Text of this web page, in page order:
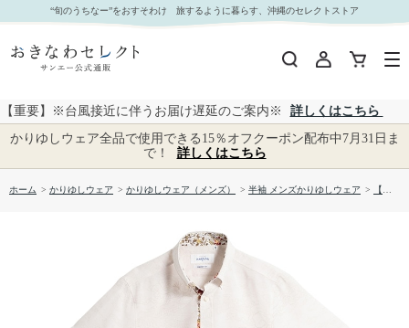
【送料無料】首里城全景図 かりゆしウェア GEM02013H｜おきなわセレクト サンエー公式通販
“旬のうちなー”をおすそわけ 旅するように暮らす、沖縄のセレクトストア
【重要】※台風接近に伴うお届け遅延のご案内※
詳しくはこちら
かりゆしウェア全品で使用できる15％オフクーポン配布中7月31日ま
で！
詳しくはこちら
ホーム > かりゆしウェア > かりゆしウェア（メンズ） > 半袖 メンズかりゆしウェア > 【送料無料】首里城全景図 かりゆしウェア GEM02013H